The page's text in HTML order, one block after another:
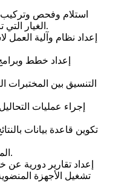
استلام وفحص
الغيار التي ترد إلى المختبرات المختلفة بالهيئة.
إعداد نظام وآلية العمل
إعداد خطط
التنسيق بين المختبرات
إجراء عمليات
تكوين قاعدة بيانات
المشاركة في خطط الطوارئ البيئية.
إعداد تقارير دورية عن
تشغيل الأجهزة